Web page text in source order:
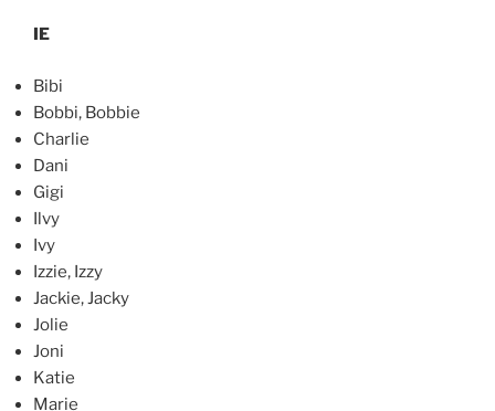
IE
Bibi
Bobbi, Bobbie
Charlie
Dani
Gigi
Ilvy
Ivy
Izzie, Izzy
Jackie, Jacky
Jolie
Joni
Katie
Marie